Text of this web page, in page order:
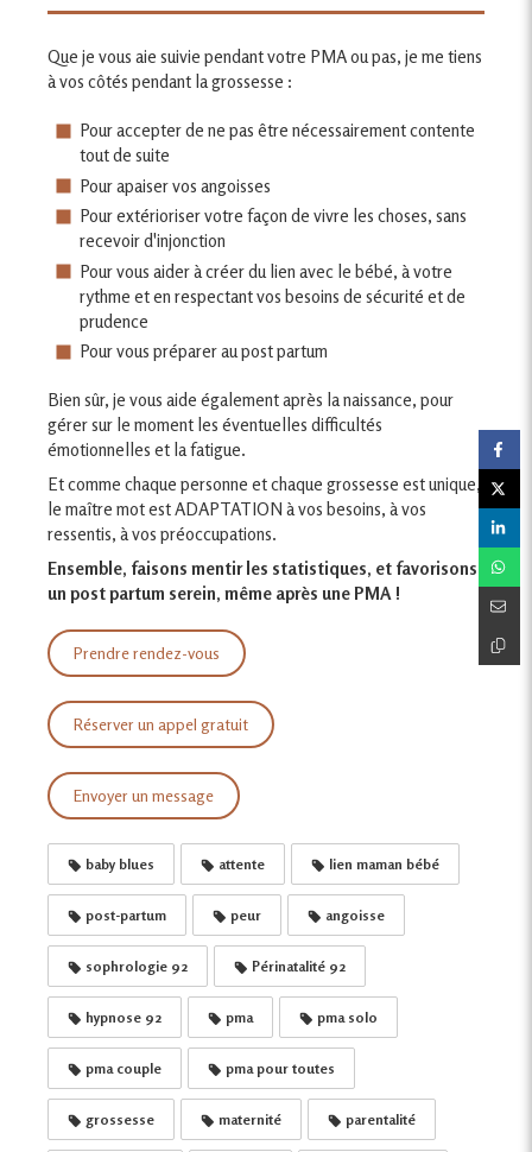
Que je vous aie suivie pendant votre PMA ou pas, je me tiens
à vos côtés pendant la grossesse :
Pour accepter de ne pas être nécessairement contente
tout de suite
Pour apaiser vos angoisses
Pour extérioriser votre façon de vivre les choses, sans
recevoir d'injonction
Pour vous aider à créer du lien avec le bébé, à votre
rythme et en respectant vos besoins de sécurité et de
prudence
Pour vous préparer au post partum
Bien sûr, je vous aide également après la naissance, pour
gérer sur le moment les éventuelles difficultés
émotionnelles et la fatigue.
Et comme chaque personne et chaque grossesse est unique,
le maître mot est ADAPTATION à vos besoins, à vos
ressentis, à vos préoccupations.
Ensemble, faisons mentir les statistiques, et favorisons
un post partum serein, même après une PMA !
Prendre rendez-vous
Réserver un appel gratuit
Envoyer un message
baby blues attente lien maman bébé
post-partum peur angoisse
sophrologie 92 Périnatalité 92
hypnose 92 pma pma solo
pma couple pma pour toutes
grossesse maternité parentalité